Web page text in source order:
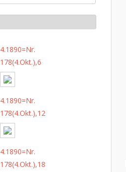
4.1890=Nr.
178(4.Okt.),6
4.1890=Nr.
178(4.Okt.),12
4.1890=Nr.
178(4.Okt.),18